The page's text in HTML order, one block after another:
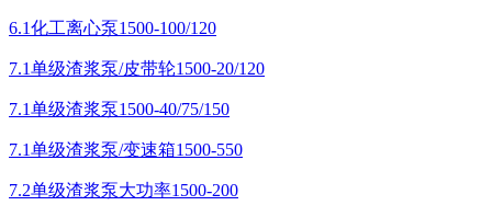
6.1化工离心泵1500-100/120
7.1单级渣浆泵/皮带轮1500-20/120
7.1单级渣浆泵1500-40/75/150
7.1单级渣浆泵/变速箱1500-550
7.2单级渣浆泵大功率1500-200